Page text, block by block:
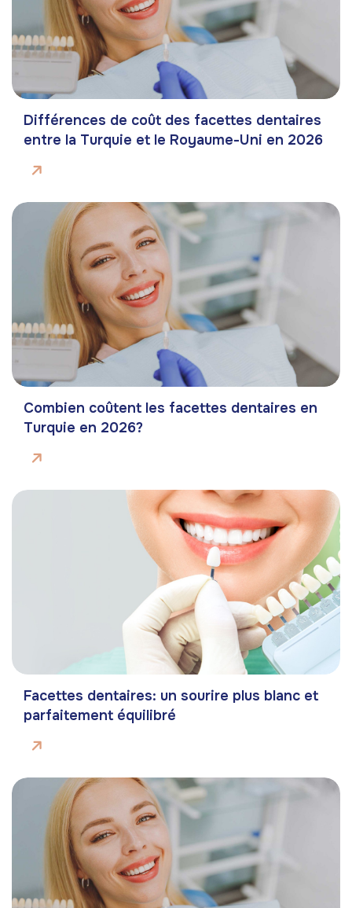
Différences de coût des facettes dentaires
entre la Turquie et le Royaume-Uni en 2026
Combien coûtent les facettes dentaires en
Turquie en 2026?
Facettes dentaires: un sourire plus blanc et
parfaitement équilibré